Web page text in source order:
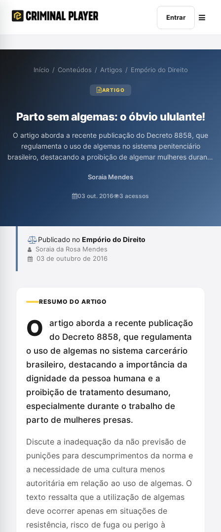
Entrar
Início / Conteúdos / Artigos / Empório do Direito
ARTIGO
Parto sem algemas: o óbvio ululante!
O artigo aborda a recente publicação do Decreto 8858, que
regulamenta o uso de algemas no sistema penitenciário
brasileiro, destacando a proibição de algemar mulheres durante
falta de punições para o descumprimento das normas e enfatiza
situações de vulnerabilidade. A análise revela a urgência de
Soraia Mendes
03 out. 2016 3 acessos
Publicado no Empório do Direito
Soraia da Rosa Mendes
03 de outubro de 2016
RESUMO DO ARTIGO
O
artigo aborda a recente publicação
do Decreto 8858, que regulamenta
o uso de algemas no sistema carcerário
brasileiro, destacando a importância da
dignidade da pessoa humana e a
proibição de tratamento desumano,
especialmente durante o trabalho de
parto de mulheres presas.
Discute a inadequação da não previsão de
punições para descumprimentos da norma e
a necessidade de uma cultura menos
autoritária em relação ao uso de algemas. O
texto ressalta que a utilização de algemas
deve ocorrer apenas em situações de
resistência, risco de fuga ou perigo à